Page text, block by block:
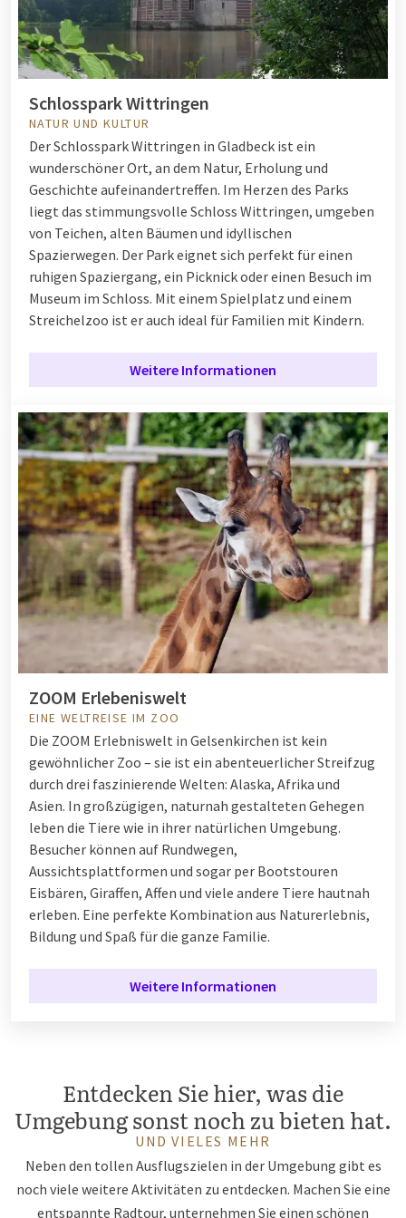
Schlosspark Wittringen
NATUR UND KULTUR
Der Schlosspark Wittringen in Gladbeck ist ein
wunderschöner Ort, an dem Natur, Erholung und
Geschichte aufeinandertreffen. Im Herzen des Parks
liegt das stimmungsvolle Schloss Wittringen, umgeben
von Teichen, alten Bäumen und idyllischen
Spazierwegen. Der Park eignet sich perfekt für einen
ruhigen Spaziergang, ein Picknick oder einen Besuch im
Museum im Schloss. Mit einem Spielplatz und einem
Streichelzoo ist er auch ideal für Familien mit Kindern.
Weitere Informationen
ZOOM Erlebeniswelt
EINE WELTREISE IM ZOO
Die ZOOM Erlebniswelt in Gelsenkirchen ist kein
gewöhnlicher Zoo – sie ist ein abenteuerlicher Streifzug
durch drei faszinierende Welten: Alaska, Afrika und
Asien. In großzügigen, naturnah gestalteten Gehegen
leben die Tiere wie in ihrer natürlichen Umgebung.
Besucher können auf Rundwegen,
Aussichtsplattformen und sogar per Bootstouren
Eisbären, Giraffen, Affen und viele andere Tiere hautnah
erleben. Eine perfekte Kombination aus Naturerlebnis,
Bildung und Spaß für die ganze Familie.
Weitere Informationen
Entdecken Sie hier, was die
Umgebung sonst noch zu bieten hat.
UND VIELES MEHR
Neben den tollen Ausflugszielen in der Umgebung gibt es
noch viele weitere Aktivitäten zu entdecken. Machen Sie eine
entspannte Radtour, unternehmen Sie einen schönen